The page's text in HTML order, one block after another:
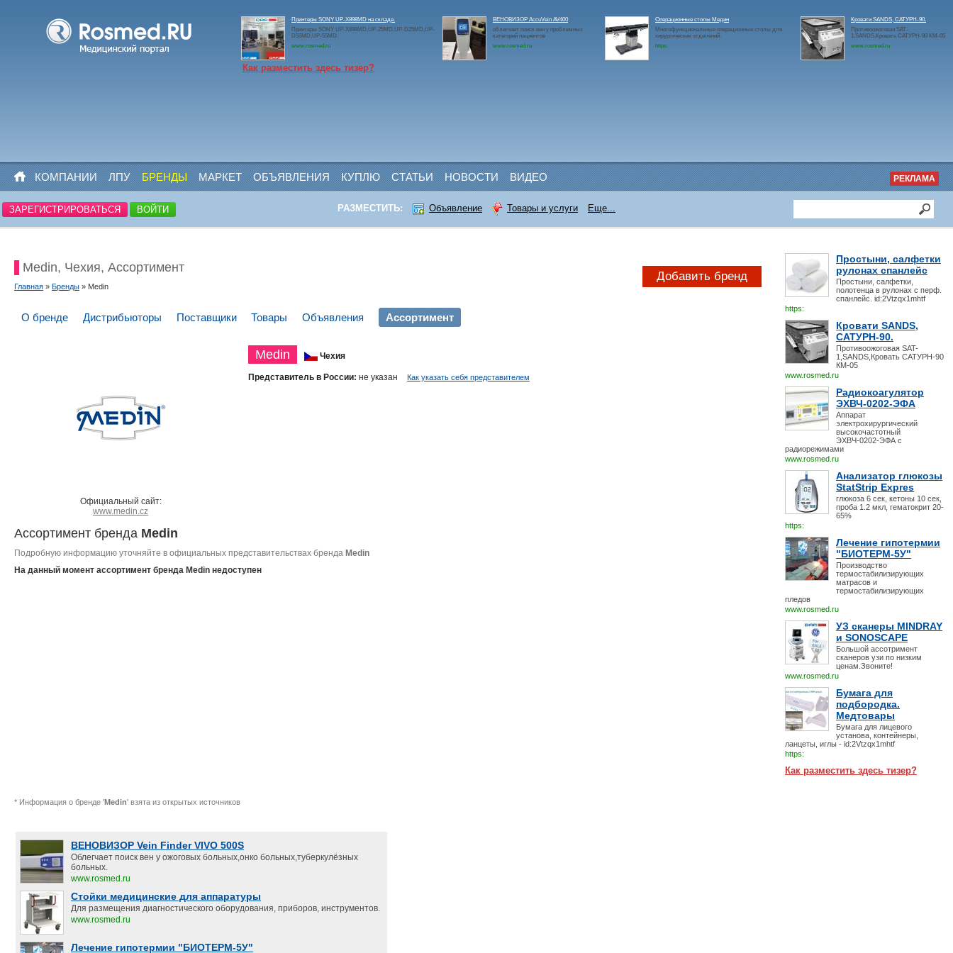
Принтеры SONY UP-X898MD на складе.
Принтеры SONY UP-X898MD,UP-25MD,UP-D25MD,UP-
D55MD,UP-55MD.
www.rosmed.ru
ВЕНОВИЗОР AccuVein AV400
облегчает поиск вен у проблемных
категорий пациентов
www.rosmed.ru
Операционные столы Медин
Многофункциональные операционные столы для
хирургических отделений.
https:
Кровати SANDS, САТУРН-90.
Противоожоговая SAT-
1,SANDS,Кровать САТУРН-90 КМ-05
www.rosmed.ru
Как разместить здесь тизер?
КОМПАНИИ ЛПУ БРЕНДЫ МАРКЕТ ОБЪЯВЛЕНИЯ КУПЛЮ СТАТЬИ НОВОСТИ ВИДЕО РЕКЛАМА
ЗАРЕГИСТРИРОВАТЬСЯ ВОЙТИ РАЗМЕСТИТЬ: Объявление Товары и услуги Еще...
Простыни, салфетки
рулонах спанлейс
Простыни, салфетки,
полотенца в рулонах с перф.
спанлейс. id:2Vtzqx1mhtf
https:
Кровати SANDS,
САТУРН-90.
Противоожоговая SAT-
1,SANDS,Кровать САТУРН-90
КМ-05
www.rosmed.ru
Радиокоагулятор
ЭХВЧ-0202-ЭФА
Аппарат
электрохирургический
высокочастотный
ЭХВЧ-0202-ЭФА с
радиорежимами
www.rosmed.ru
Анализатор глюкозы
StatStrip Expres
глюкоза 6 сек, кетоны 10 сек,
проба 1.2 мкл, гематокрит 20-
65%
https:
Лечение гипотермии
"БИОТЕРМ-5У"
Производство
термостабилизирующих
матрасов и
термостабилизирующих
пледов
www.rosmed.ru
УЗ сканеры MINDRAY
и SONOSCAPE
Большой ассотримент
сканеров узи по низким
ценам.Звоните!
www.rosmed.ru
Бумага для
подбородка.
Медтовары
Бумага для лицевого
установа, контейнеры,
ланцеты, иглы - id:2Vtzqx1mhtf
https:
Как разместить здесь тизер?
Medin, Чехия, Ассортимент
Главная » Бренды » Medin
Добавить бренд
О бренде Дистрибьюторы Поставщики Товары Объявления Ассортимент
Официальный сайт:
www.medin.cz
Medin Чехия
Представитель в России: не указан Как указать себя представителем
Ассортимент бренда Medin
Подробную информацию уточняйте в официальных представительствах бренда Medin
На данный момент ассортимент бренда Medin недоступен
* Информация о бренде 'Medin' взята из открытых источников
ВЕНОВИЗОР Vein Finder VIVO 500S
Облегчает поиск вен у ожоговых больных,онко больных,туберкулёзных
больных.
www.rosmed.ru
Стойки медицинские для аппаратуры
Для размещения диагностического оборудования, приборов, инструментов.
www.rosmed.ru
Лечение гипотермии "БИОТЕРМ-5У"